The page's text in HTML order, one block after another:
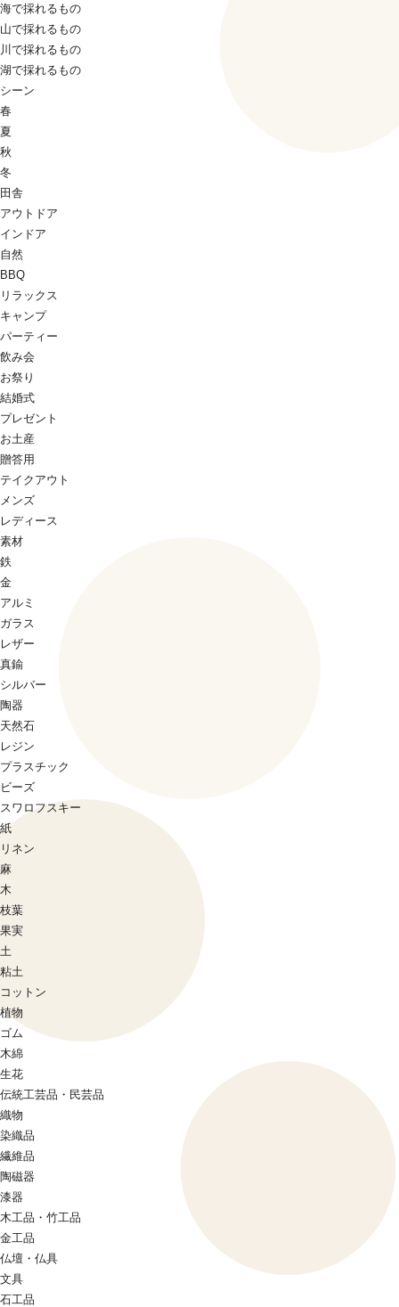
海で採れるもの
山で採れるもの
川で採れるもの
湖で採れるもの
シーン
春
夏
秋
冬
田舎
アウトドア
インドア
自然
BBQ
リラックス
キャンプ
パーティー
飲み会
お祭り
結婚式
プレゼント
お土産
贈答用
テイクアウト
メンズ
レディース
素材
鉄
金
アルミ
ガラス
レザー
真鍮
シルバー
陶器
天然石
レジン
プラスチック
ビーズ
スワロフスキー
紙
リネン
麻
木
枝葉
果実
土
粘土
コットン
植物
ゴム
木綿
生花
伝統工芸品・民芸品
織物
染織品
繊維品
陶磁器
漆器
木工品・竹工品
金工品
仏壇・仏具
文具
石工品